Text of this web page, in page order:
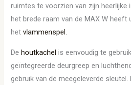
ruimtes te voorzien van zijn
het brede raam van de MAX W heeft
hetvlammenspel.
Dehoutkachel is eenvoudig te
geïntegreerde deurgreep en
gebruik van de meegeleverde